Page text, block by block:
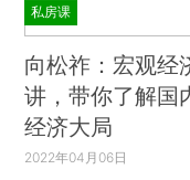
私房课
向松祚：宏观经
讲，带你了解国
经济大局
2022年04月06日